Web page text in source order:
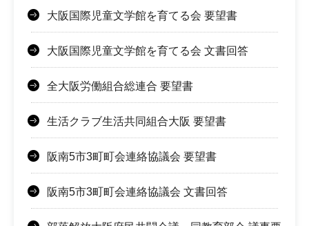
大阪国際児童文学館を育てる会 要望書
大阪国際児童文学館を育てる会 文書回答
全大阪労働組合総連合 要望書
生活クラブ生活共同組合大阪 要望書
阪南5市3町町会連絡協議会 要望書
阪南5市3町町会連絡協議会 文書回答